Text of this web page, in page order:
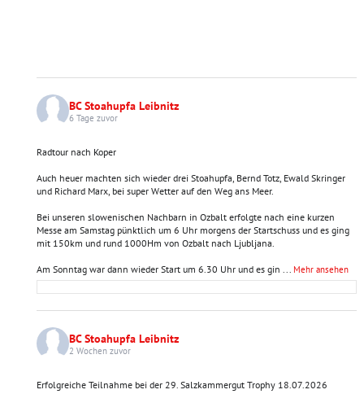
BC Stoahupfa Leibnitz
6 Tage zuvor
Radtour nach Koper
Auch heuer machten sich wieder drei Stoahupfa, Bernd Totz, Ewald Skringer
und Richard Marx, bei super Wetter auf den Weg ans Meer.
Bei unseren slowenischen Nachbarn in Ozbalt erfolgte nach eine kurzen
Messe am Samstag pünktlich um 6 Uhr morgens der Startschuss und es ging
mit 150km und rund 1000Hm von Ozbalt nach Ljubljana.
Am Sonntag war dann wieder Start um 6.30 Uhr und es gin Mehr ansehen
BC Stoahupfa Leibnitz
2 Wochen zuvor
Erfolgreiche Teilnahme bei der 29. Salzkammergut Trophy 18.07.2026